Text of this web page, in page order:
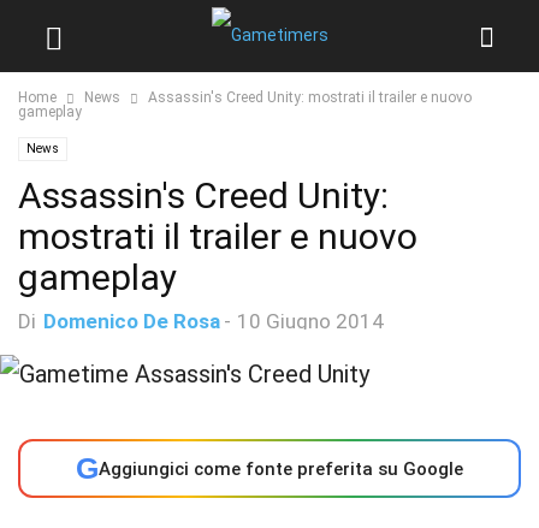
Home News
Assassin's Creed Unity: mostrati il trailer e nuovo
gameplay
News
Assassin's Creed Unity:
mostrati il trailer e nuovo
gameplay
Di Domenico De Rosa - 10 Giugno 2014
GAggiungici come fonte preferita su Google